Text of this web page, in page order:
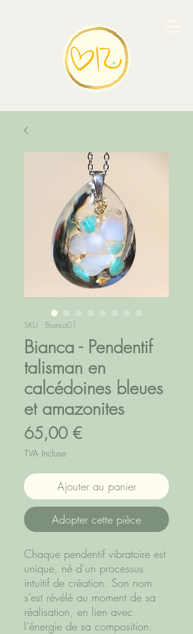
SKU : Bianca01
Bianca - Pendentif
talisman en
calcédoines bleues
et amazonites
65,00 €Prix
TVA Incluse
Ajouter au panier
Adopter cette pièce
Chaque pendentif vibratoire est
unique, né d’un processus
intuitif de création. Son nom
s’est révélé au moment de sa
réalisation, en lien avec
l’énergie de sa composition.